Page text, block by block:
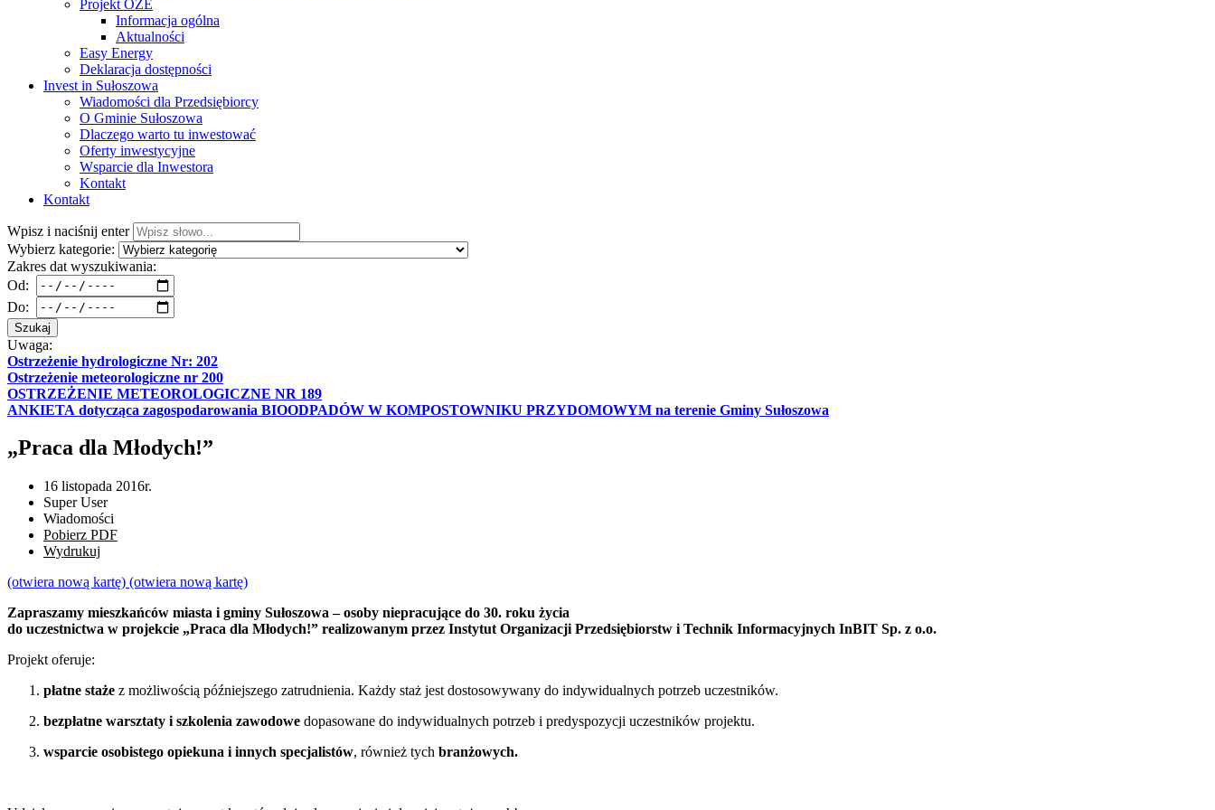
Projekt OZE
Informacja ogólna
Aktualności
Easy Energy
Deklaracja dostępności
Invest in Sułoszowa
Wiadomości dla Przedsiębiorcy
O Gminie Sułoszowa
Dlaczego warto tu inwestować
Oferty inwestycyjne
Wsparcie dla Inwestora
Kontakt
Kontakt
Wpisz i naciśnij enter
Wybierz kategorie:
Zakres dat wyszukiwania:
Od:
Do:
Szukaj
Uwaga:
Ostrzeżenie hydrologiczne Nr: 202
Ostrzeżenie meteorologiczne nr 200
OSTRZEŻENIE METEOROLOGICZNE NR 189
ANKIETA dotycząca zagospodarowania BIOODPADÓW W KOMPOSTOWNIKU PRZYDOMOWYM na terenie Gminy Sułoszowa
„Praca dla Młodych!”
16 listopada 2016r.
Super User
Wiadomości
Pobierz PDF
Wydrukuj
(otwiera nową kartę) (otwiera nową kartę)
Zapraszamy mieszkańców miasta i gminy Sułoszowa – osoby niepracujące do 30. roku życia
do uczestnictwa w projekcie „Praca dla Młodych!” realizowanym przez Instytut Organizacji Przedsiębiorstw i Technik Informacyjnych InBIT Sp. z o.o.
Projekt oferuje:
płatne staże z możliwością późniejszego zatrudnienia. Każdy staż jest dostosowywany do indywidualnych potrzeb uczestników.
bezpłatne warsztaty i szkolenia zawodowe dopasowane do indywidualnych potrzeb i predyspozycji uczestników projektu.
wsparcie osobistego opiekuna i innych specjalistów, również tych branżowych.